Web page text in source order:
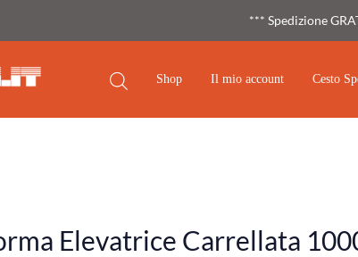
*** Spedizione
Shop Il mio account Cesto
Elevatrice Carrellata